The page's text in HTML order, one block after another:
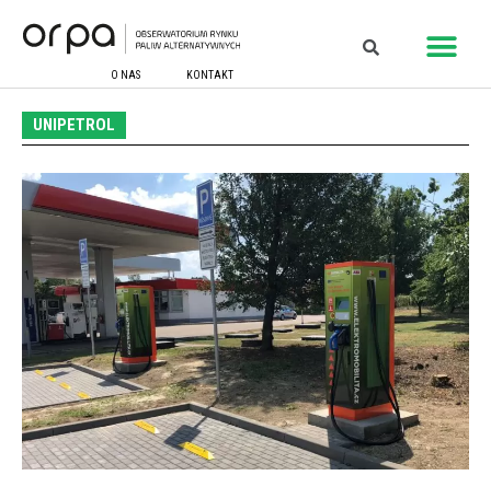
O NAS KONTAKT
UNIPETROL